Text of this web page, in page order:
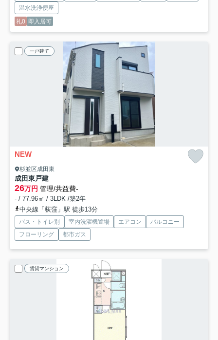
温水洗浄便座
礼0 即入居可
一戸建て
NEW
杉並区成田東
成田東戸建
26万円 管理/共益費-
- / 77.96㎡ / 3LDK /築2年
中央線「荻窪」駅 徒歩13分
バス・トイレ別 室内洗濯機置場 エアコン
バルコニー
フローリング
都市ガス
賃貸マンション